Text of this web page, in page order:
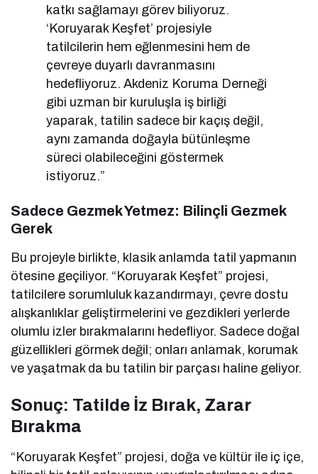
katkı sağlamayı görev biliyoruz.
‘Koruyarak Keşfet’ projesiyle
tatilcilerin hem eğlenmesini hem de
çevreye duyarlı davranmasını
hedefliyoruz. Akdeniz Koruma Derneği
gibi uzman bir kuruluşla iş birliği
yaparak, tatilin sadece bir kaçış değil,
aynı zamanda doğayla bütünleşme
süreci olabileceğini göstermek
istiyoruz.”
Sadece Gezmek Yetmez: Bilinçli Gezmek
Gerek
Bu projeyle birlikte, klasik anlamda tatil yapmanın
ötesine geçiliyor. “Koruyarak Keşfet” projesi,
tatilcilere sorumluluk kazandırmayı, çevre dostu
alışkanlıklar geliştirmelerini ve gezdikleri yerlerde
olumlu izler bırakmalarını hedefliyor. Sadece doğal
güzellikleri görmek değil; onları anlamak, korumak
ve yaşatmak da bu tatilin bir parçası haline geliyor.
Sonuç: Tatilde İz Bırak, Zarar
Bırakma
“Koruyarak Keşfet” projesi, doğa ve kültür ile iç içe,